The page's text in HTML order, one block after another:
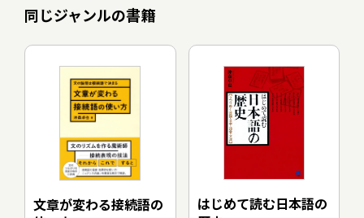
同じジャンルの書籍
文章が変わる接続語の
はじめて読む日本語の